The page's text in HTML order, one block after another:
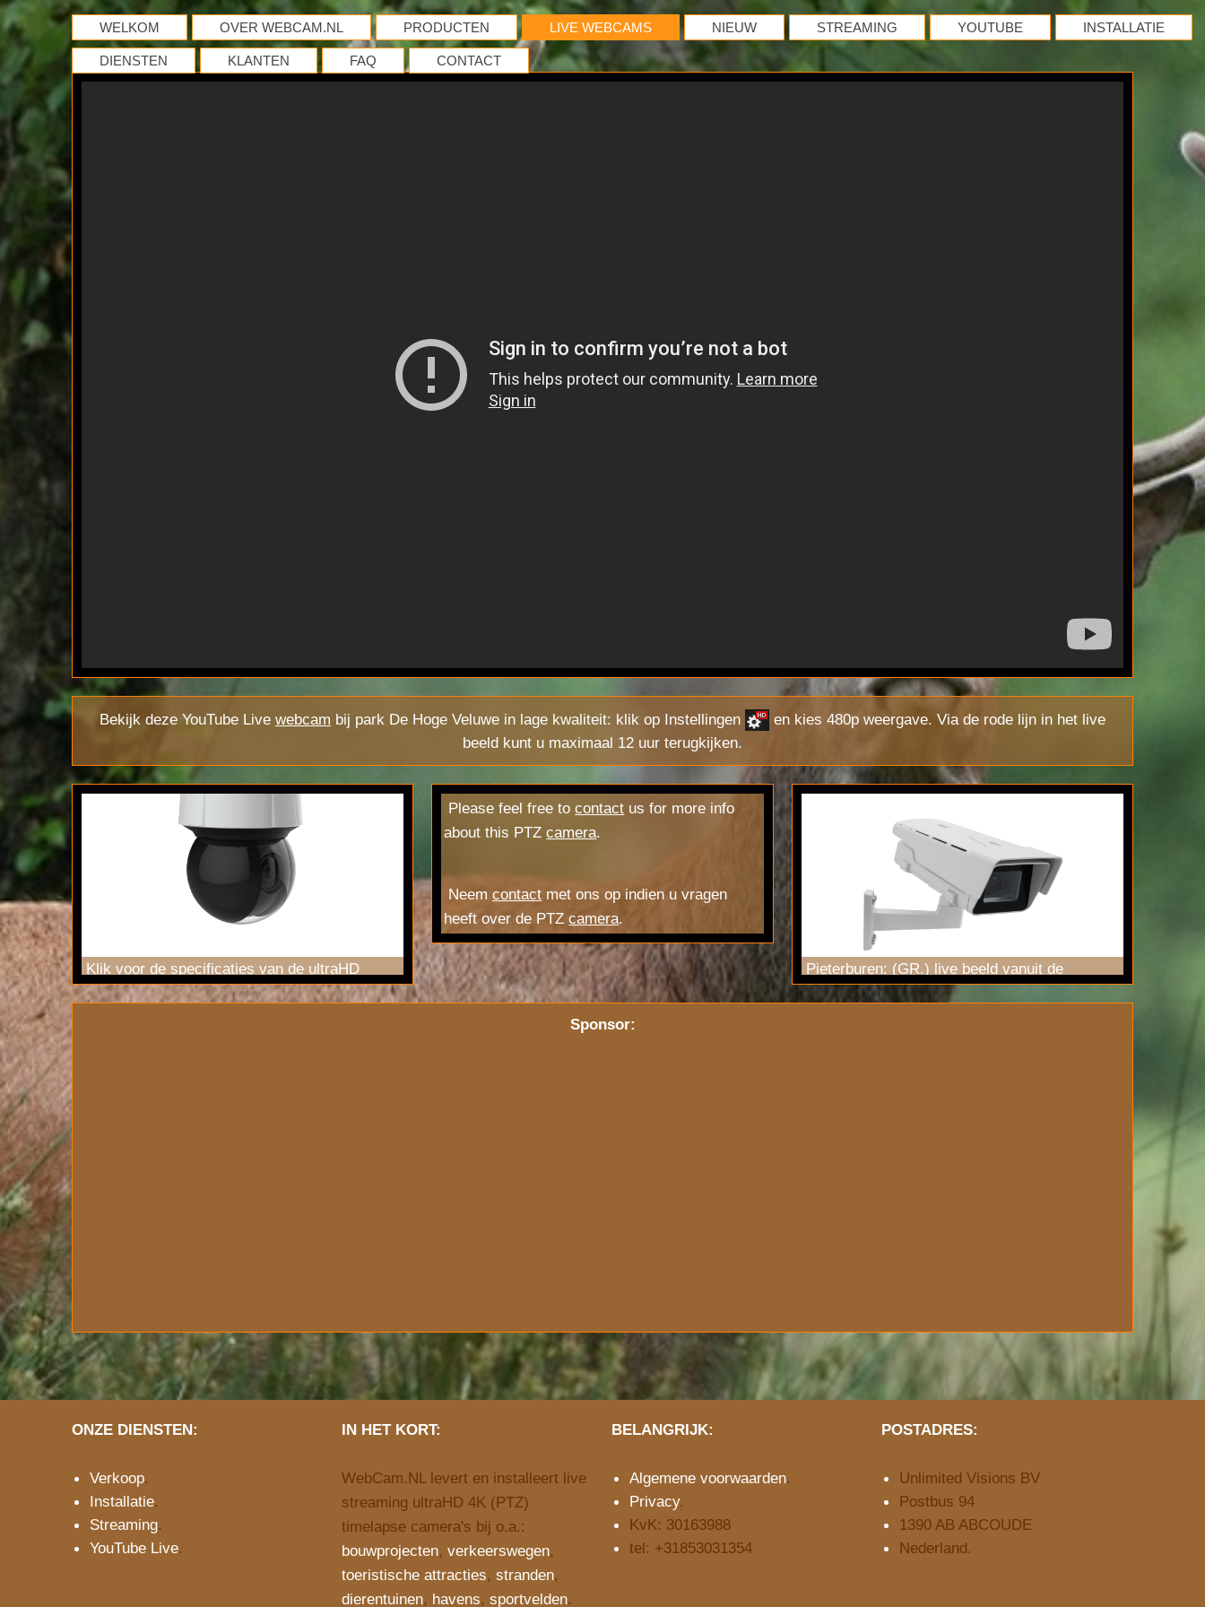
WELKOM OVER WEBCAM.NL PRODUCTEN LIVE WEBCAMS NIEUW STREAMING YOUTUBE INSTALLATIE
DIENSTEN KLANTEN FAQ CONTACT
Bekijk deze YouTube Live webcam bij park De Hoge Veluwe in lage kwaliteit: klik op Instellingen
en kies 480p weergave. Via de rode lijn in het live
beeld kunt u maximaal 12 uur terugkijken.
Klik voor de specificaties van de ultraHD
camerabij park De Hoge Veluwe.
Please feel free tocontact us for more info
about this PTZcamera.
Neemcontact met ons op indien u vragen
heeft over de PTZcamera.
Pieterburen: (GR.) live beeld vanuit de
zeehondencrèche via onze FULL HD
Sponsor:
ONZE DIENSTEN:
Verkoop.
Installatie.
Streaming.
YouTube Live.
IN HET KORT:
WebCam.NL levert en installeert live
streaming ultraHD 4K (PTZ)
timelapse camera's bij o.a.:
bouwprojecten, verkeerswegen,
toeristische attracties, stranden,
dierentuinen, havens, sportvelden.
BELANGRIJK:
Algemene voorwaarden.
Privacy.
KvK: 30163988
tel: +31853031354
POSTADRES:
Unlimited Visions BV
Postbus 94
1390 AB ABCOUDE
Nederland.